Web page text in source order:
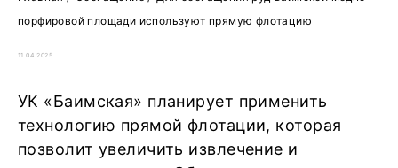
порфировой площади используют прямую флотацию
11.04.2025
УК «Баимская» планирует применить
технологию прямой флотации, которая
позволит увеличить извлечение и